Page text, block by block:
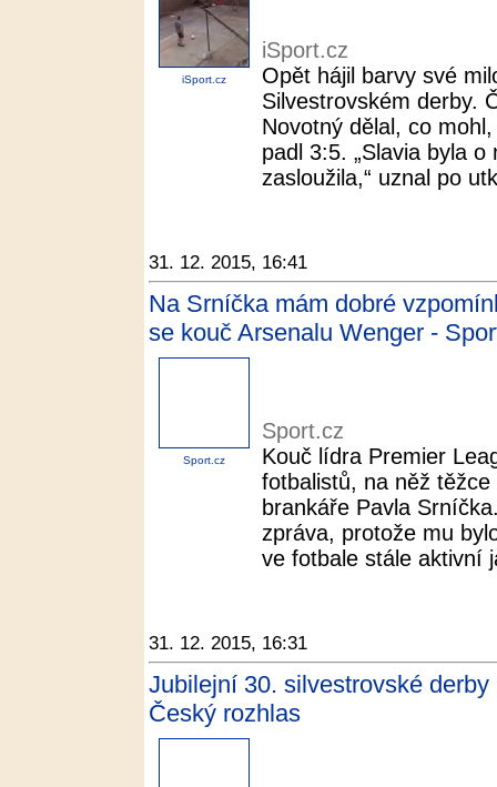
iSport.cz
iSport.cz
Opět hájil barvy své
Silvestrovském derby.
Novotný dělal, co
padl 3:5. „Slavia byla
zasloužila,“ uznal po
31. 12. 2015, 16:41
Na Srníčka mám dobré
se kouč Arsenalu Wenger -
Sport.cz
Sport.cz
Kouč lídra Premier
fotbalistů, na něž
brankáře Pavla
zpráva, protože mu
ve fotbale stále aktivní
31. 12. 2015, 16:31
Jubilejní 30. silvestrovské
Český rozhlas